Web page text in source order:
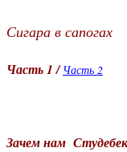
Сигара в сапогах
Часть 1 /Часть 2
Зачем нам